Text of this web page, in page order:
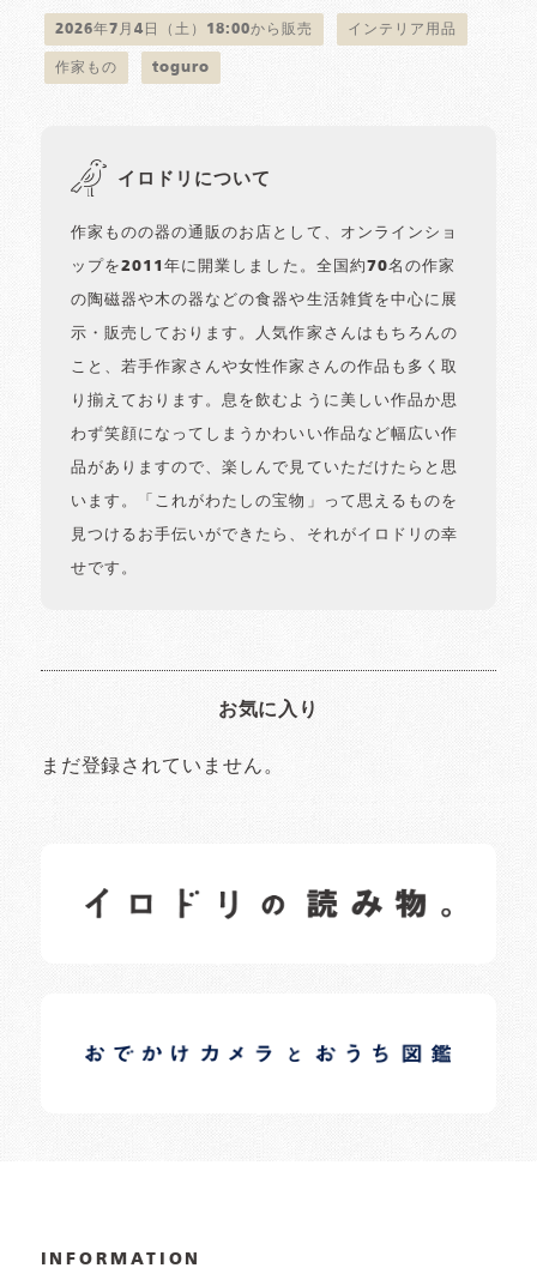
2026年7月4日（土）18:00から販売 インテリア用品
作家もの toguro
イロドリについて
作家ものの器の通販のお店として、オンラインショ
ップを2011年に開業しました。全国約70名の作家
の陶磁器や木の器などの食器や生活雑貨を中心に展
示・販売しております。人気作家さんはもちろんの
こと、若手作家さんや女性作家さんの作品も多く取
り揃えております。息を飲むように美しい作品か思
わず笑顔になってしまうかわいい作品など幅広い作
品がありますので、楽しんで見ていただけたらと思
います。「これがわたしの宝物」って思えるものを
見つけるお手伝いができたら、それがイロドリの幸
せです。
お気に入り
まだ登録されていません。
日常の様子など随時更新中です。
日常の様子など随時更新中です。
INFORMATION